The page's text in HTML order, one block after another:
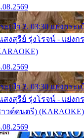
ะเป๋า 2. 03:30 แย่งกระเ
สงสุรีย์ รุ่งโรจน์ - แย่งก
ะเป๋า 2. 03:30 แย่งกระเ
สงสุรีย์ รุ่งโรจน์ - แย่งก
วด์ดนตรี) (KARAOKE)